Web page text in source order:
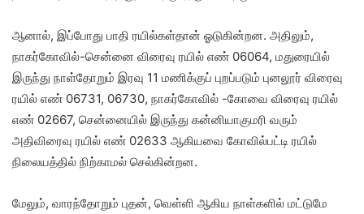
ஆனால், இப்போது பாதி ரயில்கள்தான் ஓடுகின்றன. அதிலும்,
நாகர்கோவில்-சென்னை விரைவு ரயில் எண் 06064, மதுரையில்
இருந்து நாள்தோறும் இரவு 11 மணிக்குப் புறப்படும் புனலூர் விரைவு
ரயில் எண் 06731, 06730, நாகர்கோவில் -கோவை விரைவு ரயில்
எண் 02667, சென்னையில் இருந்து கன்னியாகுமரி வரும்
அதிவிரைவு ரயில் எண் 02633 ஆகியவை கோவில்பட்டி ரயில்
நிலையத்தில் நிற்காமல் செல்கின்றன.
மேலும், வாரந்தோறும் புதன், வெள்ளி ஆகிய நாள்களில் மட்டுமே